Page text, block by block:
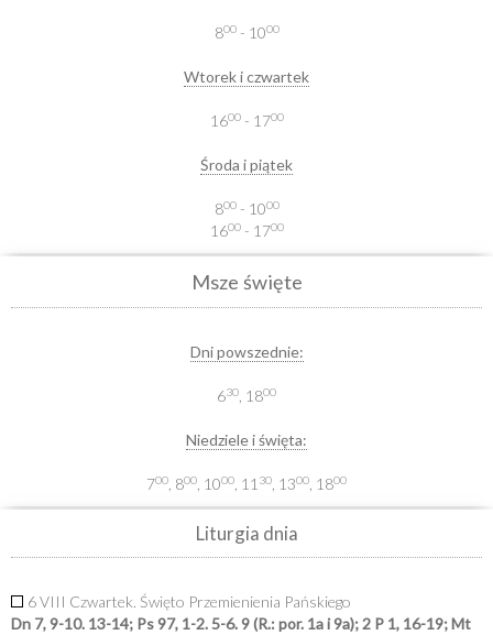
800- 1000
Wtorek i czwartek
1600- 1700
Środa i piątek
800- 1000
1600- 1700
Msze święte
Dni powszednie:
630 , 1800
Niedziele i święta:
700 , 800 , 1000 , 11 30 , 1300 , 1800
Liturgia dnia
6 VIII Czwartek. Święto Przemienienia Pańskiego
Dn 7, 9-10. 13-14; Ps 97, 1-2. 5-6. 9 (R.: por. 1a i 9a); 2 P 1, 16-19; Mt